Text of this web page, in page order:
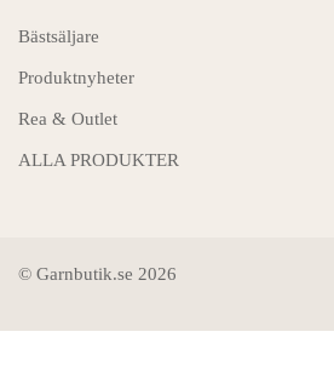
Bästsäljare
Produktnyheter
Rea & Outlet
ALLA PRODUKTER
© Garnbutik.se 2026